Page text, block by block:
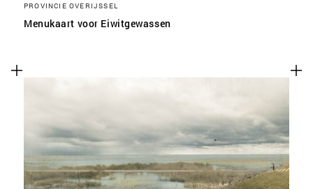
PROVINCIE OVERIJSSEL
Menukaart voor Eiwitgewassen